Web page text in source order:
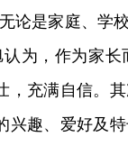
论是家庭、学
为，作为家
，充满自信。
兴趣、爱好及